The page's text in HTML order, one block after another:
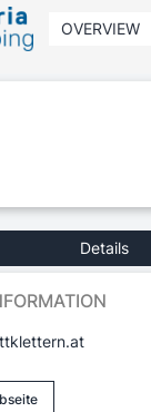
OVERVIEW
Details